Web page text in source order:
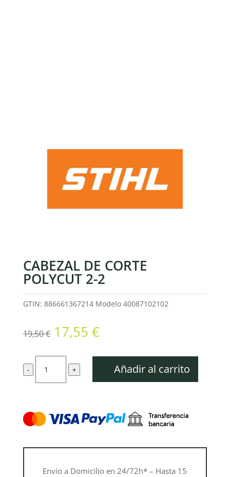
CABEZAL DE CORTE
POLYCUT 2-2
GTIN: 886661367214 Modelo 40087102102
19,50€ El
precio
original
era:
19,50 €.
17,55 €El
actual
es:
17,55 €.
-
2-
2
+ Añadir al carrito
Envío a Domicilio en 24/72h* – Hasta 15